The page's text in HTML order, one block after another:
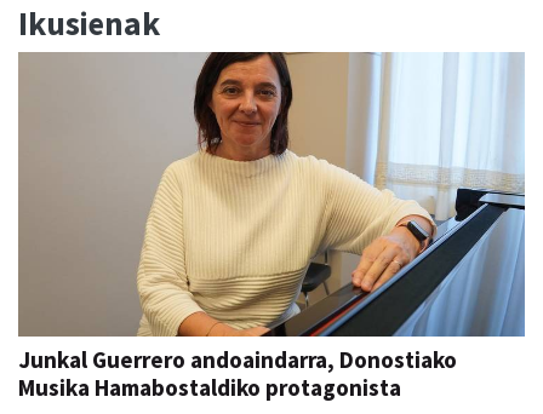
Ikusienak
Junkal Guerrero andoaindarra, Donostiako
Musika Hamabostaldiko protagonista